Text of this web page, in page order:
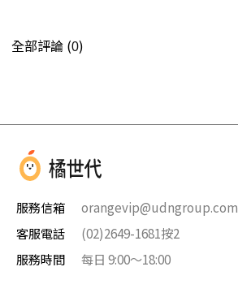
全部評論 (0)
服務信箱
orangevip@udngroup.com
客服電話
(02)2649-1681按2
服務時間
每日 9:00～18:00